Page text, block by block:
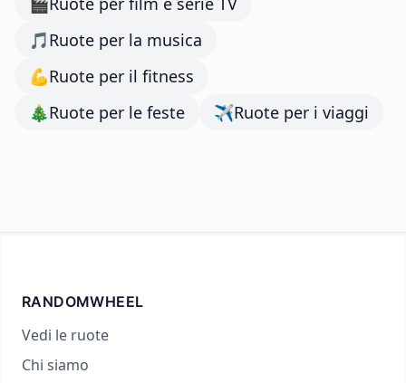
🎵Ruote per la musica
💪Ruote per il fitness
🎄Ruote per le feste ✈️Ruote per i viaggi
RANDOMWHEEL
Vedi le ruote
Chi siamo